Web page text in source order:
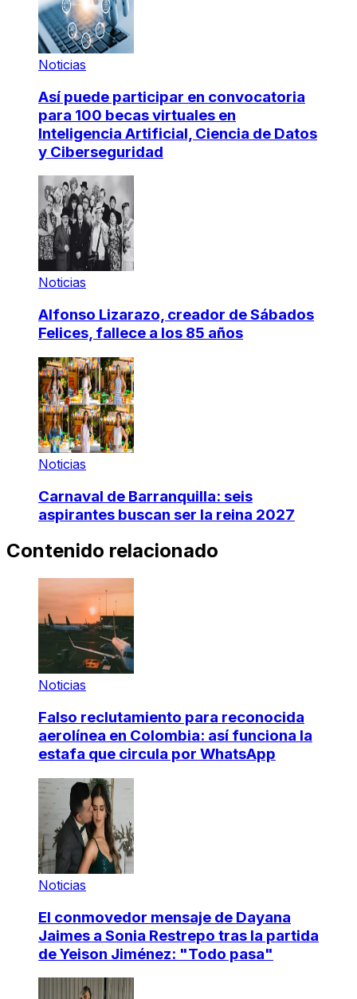
Noticias
Así puede participar en convocatoria
para 100 becas virtuales en
Inteligencia Artificial, Ciencia de Datos
y Ciberseguridad
Noticias
Alfonso Lizarazo, creador de Sábados
Felices, fallece a los 85 años
Noticias
Carnaval de Barranquilla: seis
aspirantes buscan ser la reina 2027
Contenido relacionado
Noticias
Falso reclutamiento para reconocida
aerolínea en Colombia: así funciona la
estafa que circula por WhatsApp
Noticias
El conmovedor mensaje de Dayana
Jaimes a Sonia Restrepo tras la partida
de Yeison Jiménez: "Todo pasa"